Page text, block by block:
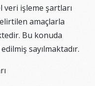
veri işleme şartları
amaçlarla
Bu konuda
sayılmaktadır.